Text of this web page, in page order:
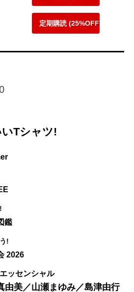
定期購読 (25%OFF)
Tシャツ!
鑑
!
2026
ッセンシャル
由美／山瀬まゆみ／島津由行